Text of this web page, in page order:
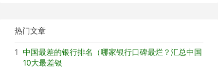
热门文章
1 中国最差的银行排名（哪家银行口碑最烂？汇总中国
10大最差银